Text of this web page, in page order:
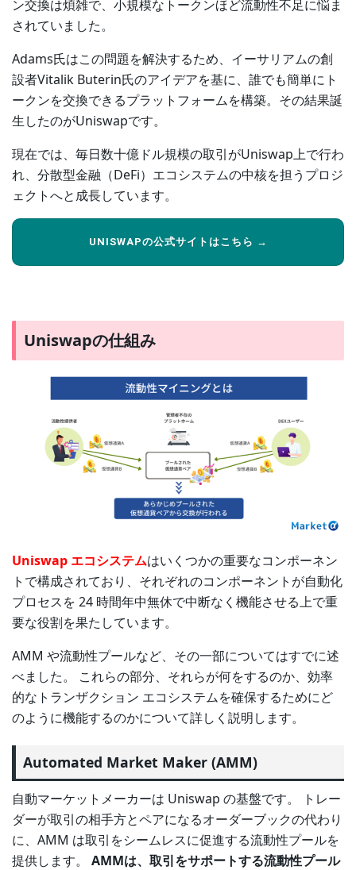
ン交換は煩雑で、小規模なトークンほど流動性不足に悩ま
されていました。
Adams氏はこの問題を解決するため、イーサリアムの創
設者Vitalik Buterin氏のアイデアを基に、誰でも簡単にト
ークンを交換できるプラットフォームを構築。その結果誕
生したのがUniswapです。
現在では、毎日数十億ドル規模の取引がUniswap上で行わ
れ、分散型金融（DeFi）エコシステムの中核を担うプロジ
ェクトへと成長しています。
UNISWAPの公式サイトはこちら →
Uniswapの仕組み
Uniswap エコシステムはいくつかの重要なコンポーネン
トで構成されており、それぞれのコンポーネントが自動化
プロセスを 24 時間年中無休で中断なく機能させる上で重
要な役割を果たしています。
AMM や流動性プールなど、その一部についてはすでに述
べました。 これらの部分、それらが何をするのか、効率
的なトランザクション エコシステムを確保するためにど
のように機能するのかについて詳しく説明します。
Automated Market Maker (AMM)
自動マーケットメーカーは Uniswap の基盤です。 トレー
ダーが取引の相手方とペアになるオーダーブックの代わり
に、AMM は取引をシームレスに促進する流動性プールを
提供します。 AMMは、取引をサポートする流動性プール